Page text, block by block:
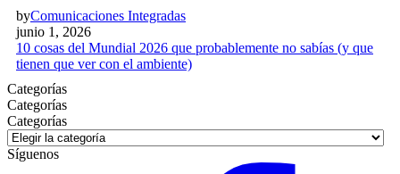
byComunicaciones Integradas
junio 1, 2026
10 cosas del Mundial 2026 que probablemente no sabías (y que
tienen que ver con el ambiente)
Categorías
Categorías
Categorías
Síguenos